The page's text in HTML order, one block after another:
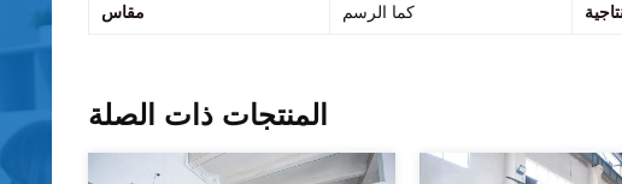
مقاس كما الرسم
المنتجات ذات الصلة